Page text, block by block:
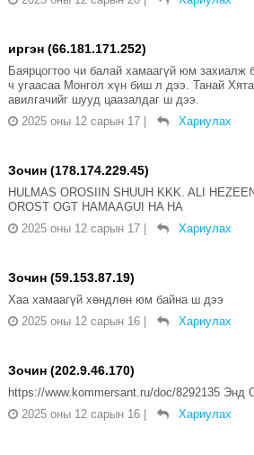
иргэн (66.181.171.252)
Баярцогтоо чи балай хамаагүй юм захиалж
ч угаасаа Монгол хүн биш л дээ. Танай
авилгачийг шууд цаазалдаг ш дээ.
2025 оны 12 сарын 17
Хариулах
Зочин (178.174.229.45)
HULMAS OROSIIN SHUUH KKK. ALI
OROST OGT HAMAAGUI HA HA
2025 оны 12 сарын 17
Хариулах
Зочин (59.153.87.19)
Хаа хамаагүй хөндлөн юм байна ш дээ
2025 оны 12 сарын 16
Хариулах
Зочин (202.9.46.170)
https://www.kommersant.ru/doc/8292135 Энд
2025 оны 12 сарын 16
Хариулах